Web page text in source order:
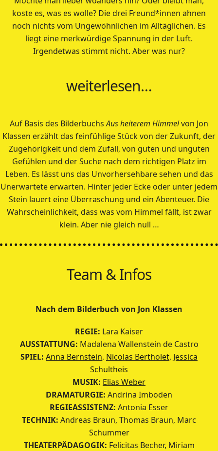
koste es, was es wolle? Die drei Freund*innen ahnen
noch nichts vom Ungewöhnlichen im Alltäglichen. Es
liegt eine merkwürdige Spannung in der Luft.
Irgendetwas stimmt nicht. Aber was nur?
weiterlesen…
Auf Basis des BilderbuchsAus heiterem Himmelvon Jon
Klassen erzählt das feinfühlige Stück von der Zukunft, der
Zugehörigkeit und dem Zufall, von guten und unguten
Gefühlen und der Suche nach dem richtigen Platz im
Leben. Es lässt uns das Unvorhersehbare sehen und das
Unerwartete erwarten. Hinter jeder Ecke oder unter jedem
Stein lauert eine Überraschung und ein Abenteuer. Die
Wahrscheinlichkeit, dass was vom Himmel fällt, ist zwar
klein. Aber nie gleich null …
Team & Infos
Nach dem Bilderbuch von Jon Klassen
REGIE: Lara Kaiser
AUSSTATTUNG: Madalena Wallenstein de Castro
SPIEL: Anna Bernstein, Nicolas Bertholet, Jessica
Schultheis
MUSIK: Elias Weber
DRAMATURGIE: Andrina Imboden
REGIEASSISTENZ: Antonia Esser
TECHNIK: Andreas Braun, Thomas Braun, Marc
Schummer
THEATERPÄDAGOGIK: Felicitas Becher, Miriam